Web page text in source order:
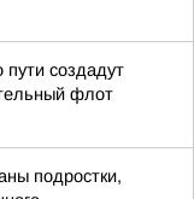
пути создадут
флот
подростки,